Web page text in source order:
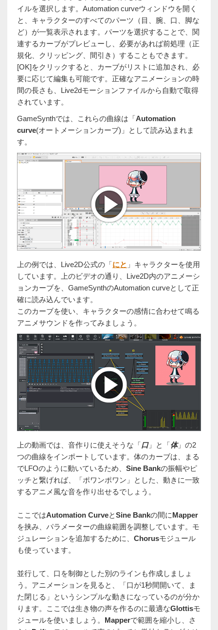
イルを選択します。Automation curveウィンドウを開く
と、キャラクターのすべてのパーツ（目、腕、口、脚な
ど）が一覧表示されます。パーツを選択することで、関
連するカーブがプレビューし、必要があれば前処理（正
規化、クリッピング、間引き）することもできます。
[OK]をクリックすると、カーブがリストに追加され、必
要に応じて編集も可能です。正確なアニメーションの時
間の長さも、Live2dモーションファイルから自動で取得
されています。
GameSynthでは、これらの曲線は「 Automation
curve(オートメーションカーブ)」として読み込まれま
す。
上の例では、Live2D公式の「にと 」キャラクターを使用
しています。上のビデオの通り、Live2D内のアニメーシ
ョンカーブを、GameSynthのAutomation curveとして正
確に読み込んでいます。
このカーブを使い、キャラクターの感情に合わせて鳴る
アニメサウンドを作ってみましょう。
上の動画では、音作りに使えそうな「口」と「体」の2
つの曲線をインポートしています。体のカーブは、まる
でLFOのように動いているため、 Sine Bankの振幅やピ
ッチと繋げれば、「ポワンポワン」とした、動きに一致
するアニメ風な音を作り出せるでしょう。
ここではAutomation CurveとSine Bankの間にMapper
を挟み、パラメーターの曲線範囲を調整しています。モ
ジュレーションを追加するために、 Chorusモジュール
も使っています。
並行して、口を制御とした別のラインも作成しましょ
う。アニメーションを見ると、「口が1秒間開いて、ま
た閉じる」というシンプルな動きになっているのが分か
ります。ここでは生き物の声を作るのに最適なGlottisモ
ジュールを使いましょう。 Mapperで範囲を縮小し、さ